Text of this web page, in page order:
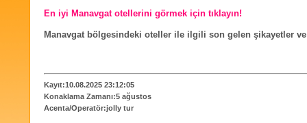
En iyi Manavgat otellerini görmek için tıklayın!
Manavgat bölgesindeki oteller ile ilgili son gelen şikayetler
Kayıt:10.08.2025 23:12:05
Konaklama Zamanı:5 ağustos
Acenta/Operatör:jolly tur